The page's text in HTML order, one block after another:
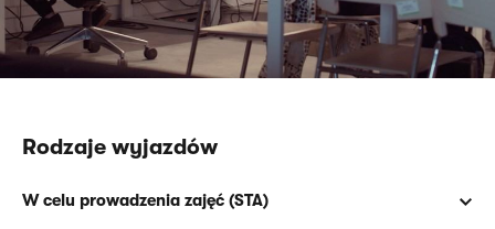
Rodzaje wyjazdów
W celu prowadzenia zajęć (STA)